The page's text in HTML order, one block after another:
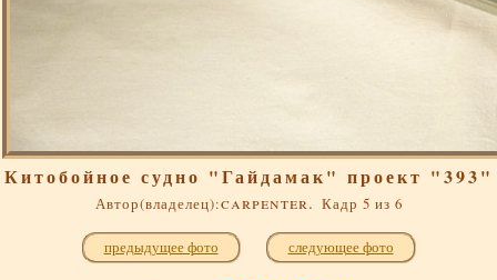
Китобойное судно "Гайдамак" проект "393"
Автор(владелец):carpenter. Кадр 5 из 6
предыдущее фото следующее фото